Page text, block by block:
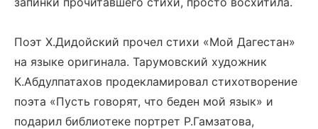
Поэт Х.Дидойский прочел стихи «Мой Дагестан»
на языке оригинала. Тарумовский художник
К.Абдулпатахов продекламировал стихотворение
поэта «Пусть говорят, что беден мой язык» и
подарил библиотеке портрет Р.Гамзатова,